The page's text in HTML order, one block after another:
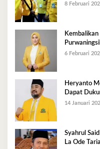
8 Februari
Kembalikan
Golkar
6 Februari
Heryanto
Dapat
14 Januari
Syahrul
La Ode